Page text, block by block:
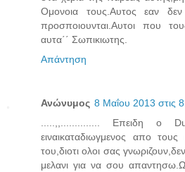
Ομονοια τους.Αυτος εαν
προσποιουνται.Αυτοι που
αυτα΄΄ Σωπικιωτης.
Απάντηση
Ανώνυμος 8 Μαΐου 2013 στις
.....,,.............. Επειδη ο
ειναικαταδιωγμενος απο
του,διοτι ολοι σας
μελανι για να σου